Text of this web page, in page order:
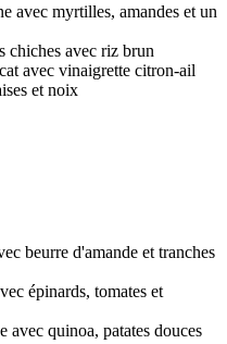
avec myrtilles, amandes et un
chiches avec riz brun
avec vinaigrette citron-ail
et noix
beurre d'amande et tranches
épinards, tomates et
avec quinoa, patates douces